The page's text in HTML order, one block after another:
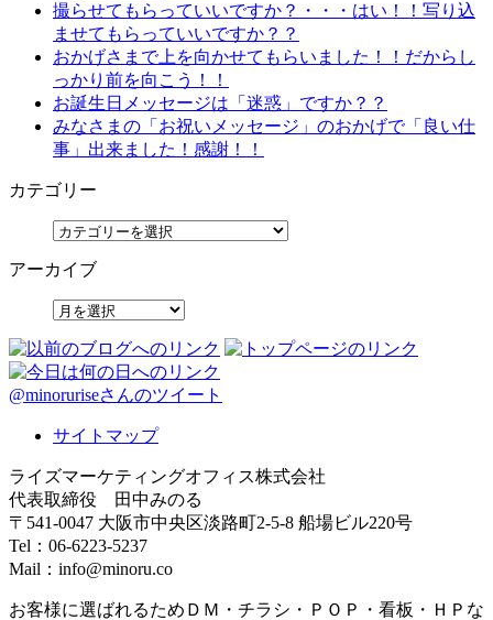
撮らせてもらっていいですか？・・・はい！！写り込
ませてもらっていいですか？？
おかげさまで上を向かせてもらいました！！だからし
っかり前を向こう！！
お誕生日メッセージは「迷惑」ですか？？
みなさまの「お祝いメッセージ」のおかげで「良い仕
事」出来ました！感謝！！
カテゴリー
アーカイブ
@minoruriseさんのツイート
サイトマップ
ライズマーケティングオフィス株式会社
代表取締役 田中みのる
〒541-0047 大阪市中央区淡路町2-5-8 船場ビル220号
Tel：06-6223-5237
Mail：info@minoru.co
お客様に選ばれるためＤＭ・チラシ・ＰＯＰ・看板・ＨＰな